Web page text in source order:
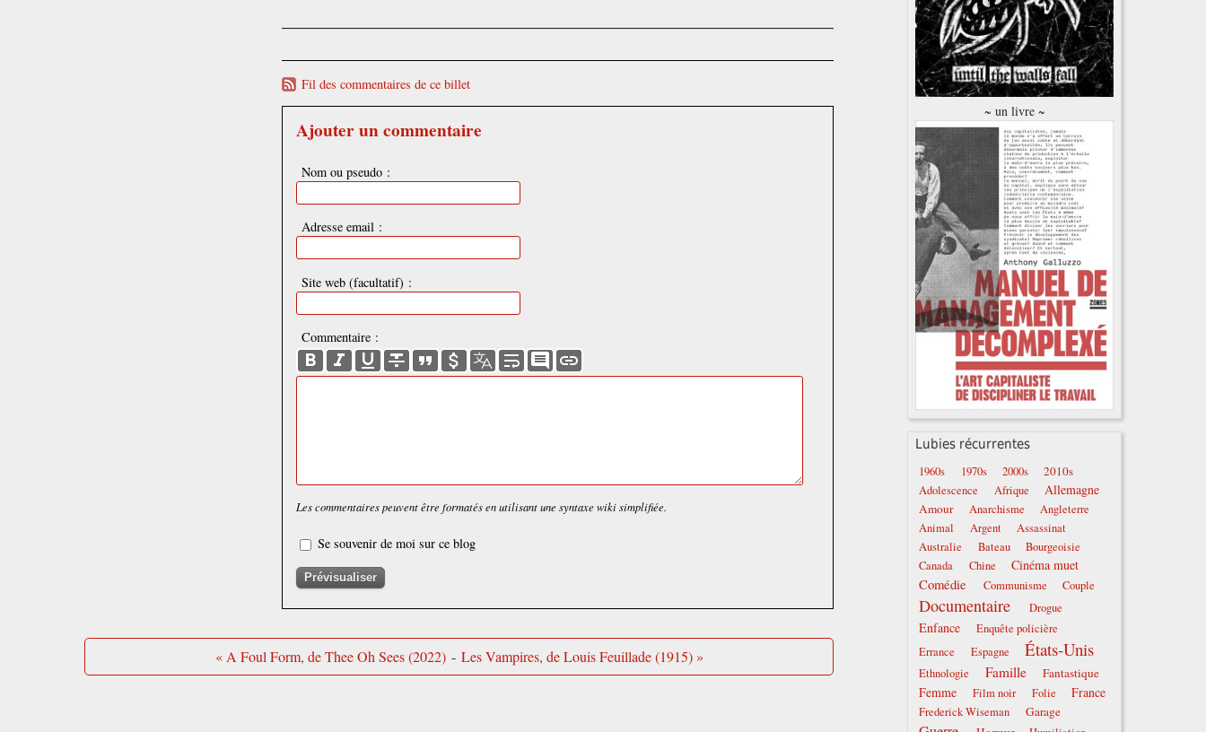
Fil des commentaires de ce billet
Ajouter un commentaire
Nom ou pseudo :
Adresse email :
Site web (facultatif) :
Commentaire :
Les commentaires peuvent être formatés en utilisant une syntaxe wiki simplifiée.
Se souvenir de moi sur ce blog
« A Foul Form, de Thee Oh Sees (2022) - Les Vampires, de Louis Feuillade (1915) »
~ un livre ~
Lubies récurrentes
1960s 1970s 2000s 2010s
Adolescence Afrique Allemagne
Amour Anarchisme
Angleterre
Animal
Argent
Assassinat
Australie
Bateau
Bourgeoisie
Canada
Chine Cinéma muet
Comédie Communisme Couple
Documentaire Drogue
Enfance
Enquête policière
Errance
Espagne États-Unis
Ethnologie Famille Fantastique
Femme Film noir Folie France
Frederick Wiseman Garage